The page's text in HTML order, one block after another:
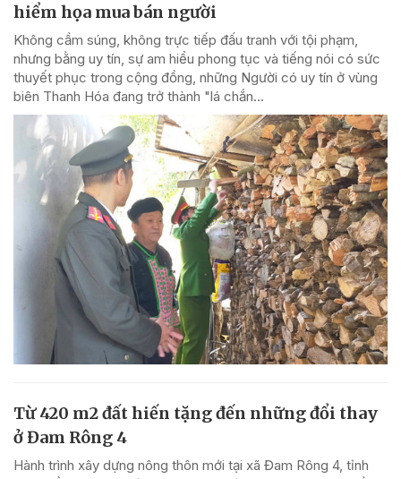
hiểm họa mua bán người
Không cầm súng, không trực tiếp đấu tranh với tội phạm,
nhưng bằng uy tín, sự am hiểu phong tục và tiếng nói có sức
thuyết phục trong cộng đồng, những Người có uy tín ở vùng
biên Thanh Hóa đang trở thành "lá chắn...
Từ 420 m2 đất hiến tặng đến những đổi thay
ở Đam Rông 4
Hành trình xây dựng nông thôn mới tại xã Đam Rông 4, tỉnh